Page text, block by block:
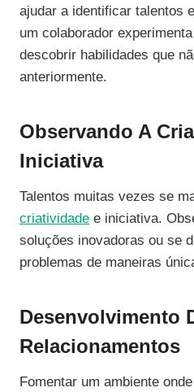
ajudar a identificar talentos
um colaborador
descobrir habilidades que
anteriormente.
Observando A
Iniciativa
Talentos muitas vezes se
criatividade e iniciativa.
soluções inovadoras ou se
problemas de maneiras
Desenvolvimento
Relacionamentos
Fomentar um ambiente